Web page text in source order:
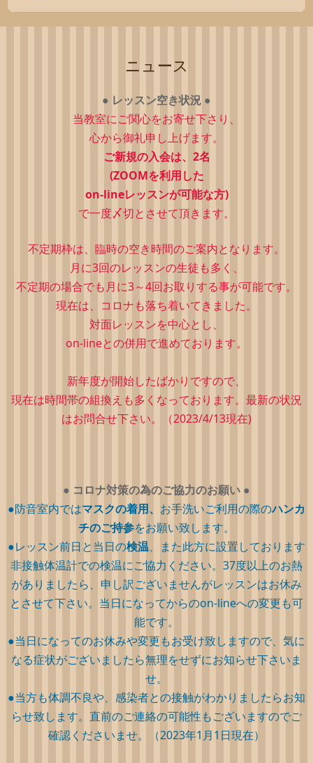
ニュース
● レッスン空き状況 ●
当教室にご関心をお寄せ下さり、
心から御礼申し上げます。
ご新規の入会は、2名
(ZOOMを利用した
on-lineレッスンが可能な方)
で一度〆切とさせて頂きます。
不定期枠は、 臨時の空き時間のご案内となります。
月に3回のレッスンの生徒も多く、
不定期の場合でも月に3～4回お取りする事が可能です。
現在は、コロナも落ち着いてきました。
対面レッスンを中心とし、
on-lineとの併用で進めております。
新年度が開始したばかりですので、
現在は時間帯の組換えも多くなっております。最新の状況
はお問合せ下さい。（2023/4/13現在)
● コロナ対策の為のご協力のお願い ●
●防音室内ではマスクの着用、 お手洗いご利用の際のハンカ
チのご持参をお願い致します。
●レッスン前日と当日の検温、また此方に設置しております
非接触体温計での検温にご協力ください。37度以上のお熱
がありましたら、申し訳ございませんがレッスンはお休み
とさせて下さい。当日になってからのon-lineへの変更も可
能です。
●当日になってのお休みや変更もお受け致しますので、気に
なる症状がございましたら無理をせずにお知らせ下さいま
せ。
●当方も体調不良や、感染者との接触がわかりましたらお知
らせ致します。直前のご連絡の可能性もございますのでご
確認くださいませ。（2023年1月1日現在）